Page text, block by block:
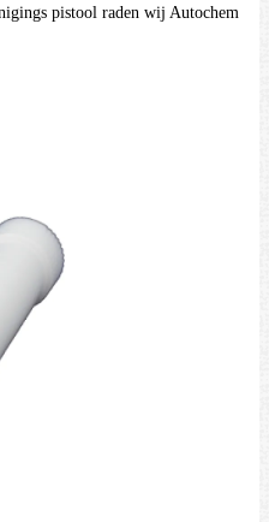
pistool raden wij Autochem